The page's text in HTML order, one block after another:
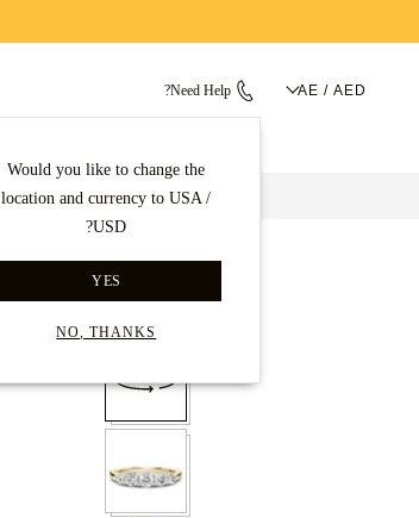
AE / AED
Need Help?
Would you like to change the
location and currency to USA /
USD?
YES
NO, THANKS
Back to gallery